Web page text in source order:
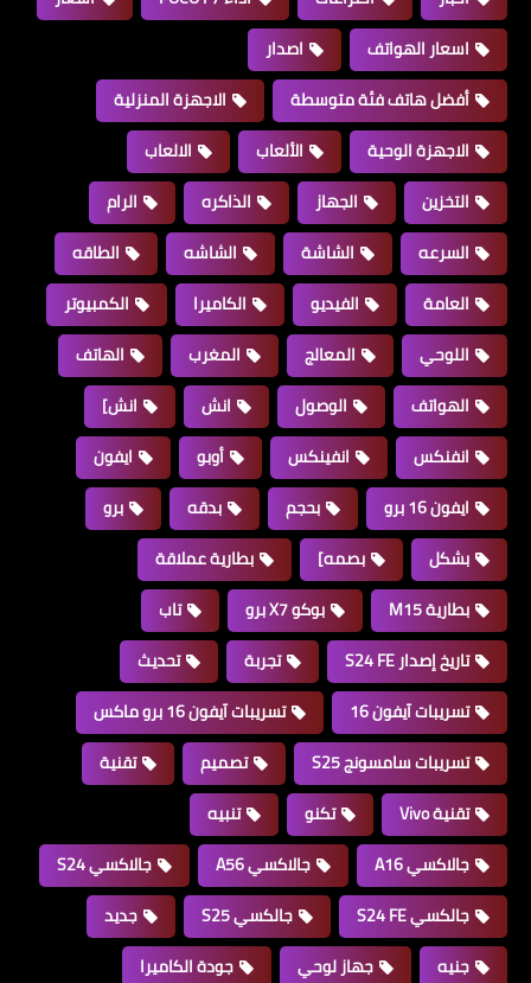
اسعار الهواتف
اصدار
أفضل هاتف فئة متوسطة
الاجهزة المنزلية
الاجهزة الوحية
الألعاب
الالعاب
التخزين
الجهاز الذاكره
الرام
السرعه
الشاشة الشاشه
الطاقه
العامة
الفيديو الكاميرا
الكمبيوتر
اللوحي
المعالج المغرب
الهاتف
الهواتف
الوصول انش
انش]
انفنكس
انفينكس أوبو
ايفون
ايفون 16 برو
بحجم بدقه
برو
بشكل
بصمه]
بطارية عملاقة
بطارية M15
بوكو X7 برو
تاب
تاريخ إصدار S24 FE
تجربة
تحديث
تسريبات آيفون 16
تسريبات آيفون 16 برو ماكس
تسريبات سامسونج S25
تصميم
تقنية
تقنية Vivo
تكنو
تنبيه
جالاكسي A16
جالاكسي A56
جالاكسي S24
جالكسي S24 FE
جالكسي S25
جديد
جنيه
جهاز لوحي
جودة الكاميرا